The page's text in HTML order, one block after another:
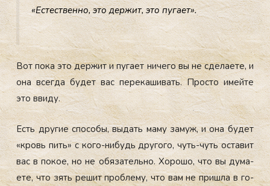
«Ес­тес­твен­но, это дер­жит, это пу­га­ет».
Вот по­ка это дер­жит и пу­га­ет ни­чего вы не сде­ла­ете, и
она всег­да бу­дет вас пе­река­шивать. Прос­то имей­те
это вви­ду.
Есть дру­гие спо­собы, вы­дать ма­му за­муж, и она бу­дет
«кровь пить» с ко­го-ни­будь дру­гого, чуть-чуть ос­та­вит
вас в по­кое, но не обя­затель­но. Хо­рошо, что вы ду­ма­
ете, что зять ре­шит проб­ле­му, что вам не приш­ла в го­